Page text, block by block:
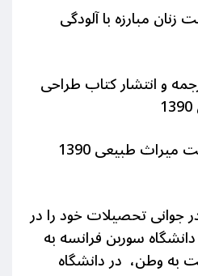
مبارزه با آلودگی
و انتشار کتاب طراحی
به عنوان بهترین شخصیت میراث طبیعی 1390
جوانیتحصیلات خود را در
سوربن فرانسه به
به وطن، در دانشگاه